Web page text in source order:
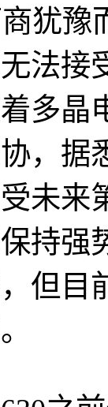
犹
法接
多晶
，据
未来
持强
但目